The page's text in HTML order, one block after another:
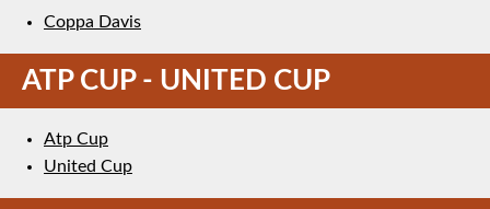
Coppa Davis
ATP CUP - UNITED CUP
Atp Cup
United Cup